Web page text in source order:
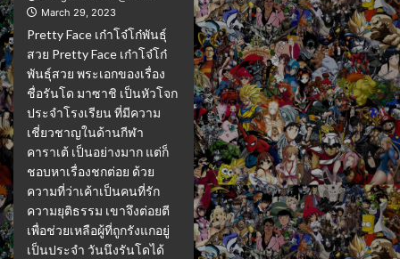
March 29, 2023
Pretty Face เก๋าโจ๋โก๋พันธุ์
สวย Pretty Face เก๋าโจ๋โก๋
พันธุ์สวย พระเอกของเรื่อง
ชื่อรันโด มาซาชิ เป็นหัวโจก
ประจำโรงเรียน ที่มีความ
เชี่ยวชาญในด้านกีฬา
คาราเต้ เป็นอย่างมาก แต่ก็
ชอบหาเรื่องชกต่อย ด้วย
ความที่ว่าเค้าเป็นคนที่รัก
ความยุติธรรม เขาจึงต่อยตี
เพื่อช่วยเหลือผู้ที่ถูกรังแกอยู่
เป็นประจำ วันนึงรันโดได้